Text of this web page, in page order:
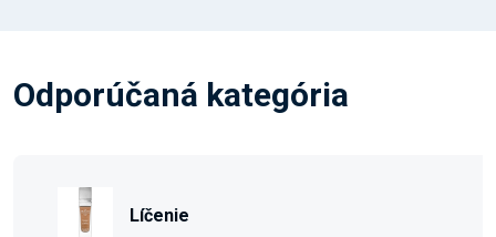
Odporúčaná kategória
Líčenie